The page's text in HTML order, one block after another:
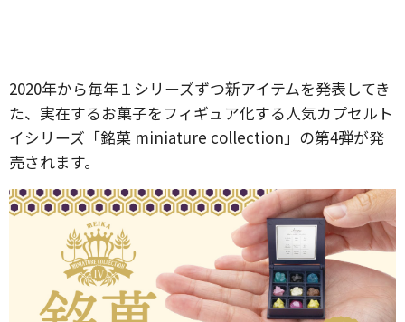
2020年から毎年１シリーズずつ新アイテムを発表してき
た、実在するお菓子をフィギュア化する人気カプセルト
イシリーズ「銘菓 miniature collection」の第4弾が発
売されます。